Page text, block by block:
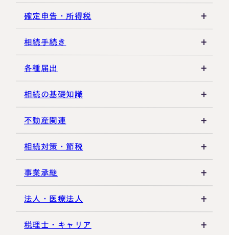
税務調査・申告実務
各種控除・特例
贈与税の基礎知識
贈与の特例制度
生前贈与
その他贈与関連
確定申告・所得税
譲渡所得
その他所得税
相続手続き
遺言書
遺留分
遺産分割
相続登記・名義変更
相続放棄・限定承認
相続手続き全般
各種届出
税金の納付
死亡届・届出関連
延納・物納
相続の基礎知識
法定相続人・法定相続分
相続財産
特別縁故者
特別受益・寄与分
不動産関連
建物・マンション評価
土地の評価
借地権・貸家
その他不動産
相続対策・節税
養子縁組・家族信託
生命保険活用
小規模企業共済
事業承継
非上場株式評価
自己株式・株式取得
法人・医療法人
社団法人
税理士・キャリア